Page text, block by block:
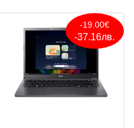
-19.00€
-37.16лв.